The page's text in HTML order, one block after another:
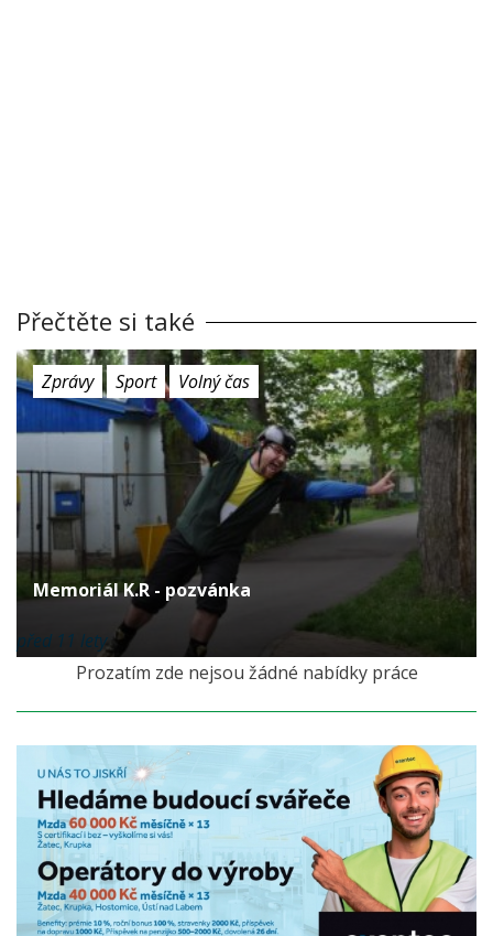
Přečtěte si také
Zprávy Sport Volný čas
Memoriál K.R - pozvánka
před 11 lety
Prozatím zde nejsou žádné nabídky práce